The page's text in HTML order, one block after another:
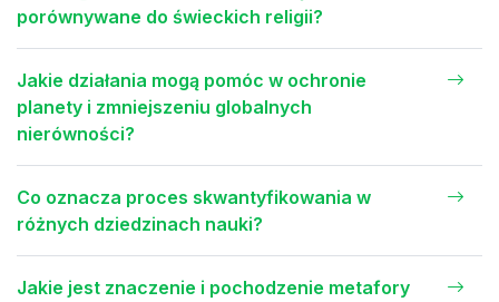
porównywane do świeckich religii?
Jakie działania mogą pomóc w ochronie
planety i zmniejszeniu globalnych
nierówności?
Co oznacza proces skwantyfikowania w
różnych dziedzinach nauki?
Jakie jest znaczenie i pochodzenie metafory